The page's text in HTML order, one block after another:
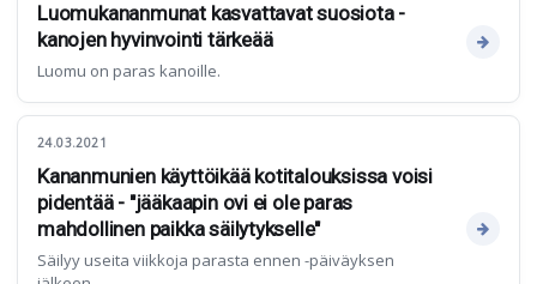
Luomukananmunat kasvattavat suosiota -
kanojen hyvinvointi tärkeää
Luomu on paras kanoille.
24.03.2021
Kananmunien käyttöikää kotitalouksissa voisi
pidentää - "jääkaapin ovi ei ole paras
mahdollinen paikka säilytykselle"
Säilyy useita viikkoja parasta ennen -päiväyksen